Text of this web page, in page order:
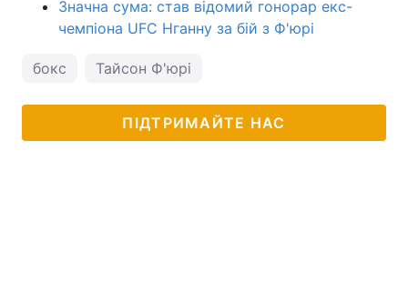
Значна сума: став відомий гонорар екс-
чемпіона UFC Нганну за бій з Ф'юрі
бокс Тайсон Ф'юрі
ПІДТРИМАЙТЕ НАС